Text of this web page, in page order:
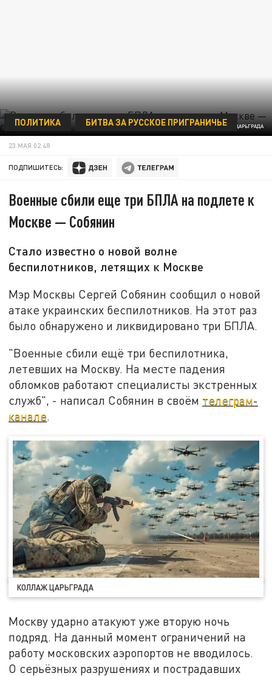
КОЛЛАЖ ЦАРЬГРАДА
ПОЛИТИКА БИТВА ЗА РУССКОЕ ПРИГРАНИЧЬЕ
23 МАЯ 02:48
ПОДПИШИТЕСЬ:
Военные сбили еще три БПЛА на подлете к
Москве — Собянин
Стало известно о новой волне
беспилотников, летящих к Москве
Мэр Москвы Сергей Собянин сообщил о новой
атаке украинских беспилотников. На этот раз
было обнаружено и ликвидировано три БПЛА.
"Военные сбили ещё три беспилотника,
летевших на Москву. На месте падения
обломков работают специалисты экстренных
служб", - написал Собянин в своём телеграм-
канале.
КОЛЛАЖ ЦАРЬГРАДА
Москву ударно атакуют уже вторую ночь
подряд. На данный момент ограничений на
работу московских аэропортов не вводилось.
О серьёзных разрушениях и пострадавших